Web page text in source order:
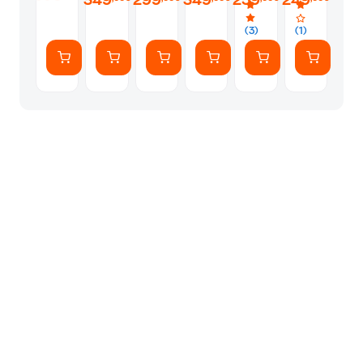
(3) (1)